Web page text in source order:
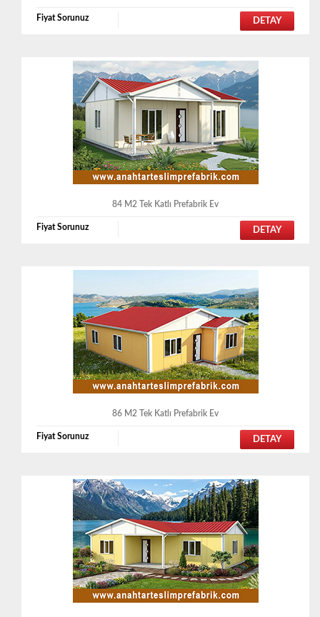
Fiyat Sorunuz DETAY
84 M2 Tek Katlı Prefabrik Ev
Fiyat Sorunuz DETAY
86 M2 Tek Katlı Prefabrik Ev
Fiyat Sorunuz DETAY